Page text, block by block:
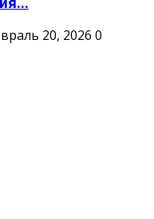
20, 2026 0